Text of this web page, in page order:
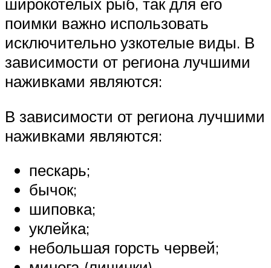
поимки важно использовать
исключительно узкотелые виды. В
зависимости от региона лучшими
наживками являются:
В зависимости от региона лучшими
наживками являются:
пескарь;
бычок;
шиповка;
уклейка;
небольшая горсть червей;